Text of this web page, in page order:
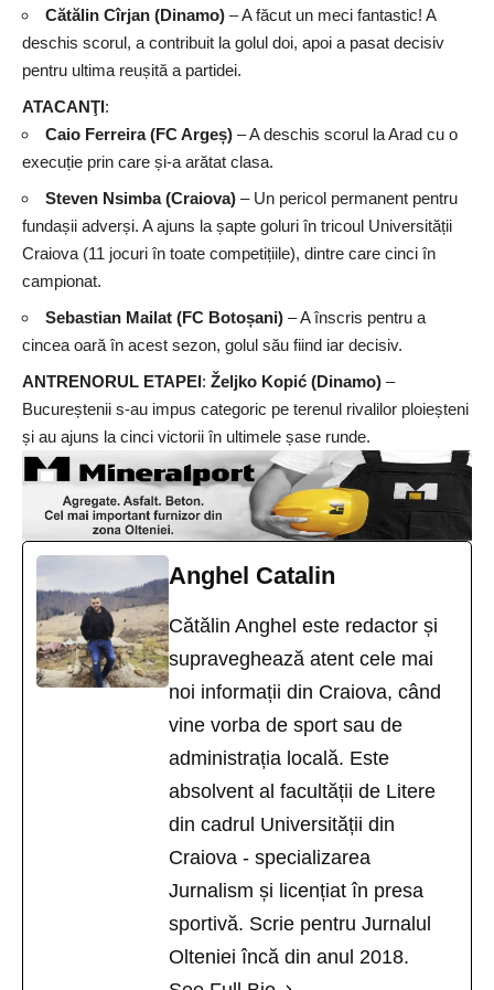
Cătălin Cîrjan (Dinamo) – A făcut un meci fantastic! A
deschis scorul, a contribuit la golul doi, apoi a pasat decisiv
pentru ultima reușită a partidei.
ATACANŢI:
Caio Ferreira (FC Argeș) – A deschis scorul la Arad cu o
execuție prin care și-a arătat clasa.
Steven Nsimba (Craiova) – Un pericol permanent pentru
fundașii adverși. A ajuns la șapte goluri în tricoul Universității
Craiova (11 jocuri în toate competițiile), dintre care cinci în
campionat.
Sebastian Mailat (FC Botoșani) – A înscris pentru a
cincea oară în acest sezon, golul său fiind iar decisiv.
ANTRENORUL ETAPEI: Željko Kopić (Dinamo) –
Bucureștenii s-au impus categoric pe terenul rivalilor ploieșteni
și au ajuns la cinci victorii în ultimele șase runde.
Anghel Catalin
Cătălin Anghel este redactor și
supraveghează atent cele mai
noi informații din Craiova, când
vine vorba de sport sau de
administrația locală. Este
absolvent al facultății de Litere
din cadrul Universității din
Craiova - specializarea
Jurnalism și licențiat în presa
sportivă. Scrie pentru Jurnalul
Olteniei încă din anul 2018.